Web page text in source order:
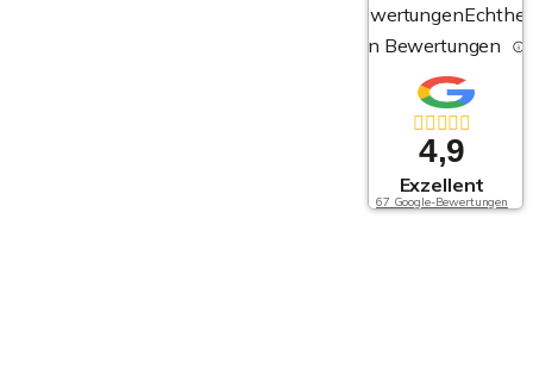
Bewertungen
von Bewertungen
4,9
Exzellent
67 Google-Bewertungen